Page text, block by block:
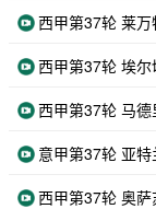
西甲第37轮 莱
西甲第37轮 埃尔
西甲第37轮 马
意甲第37轮 亚
西甲第37轮 奥